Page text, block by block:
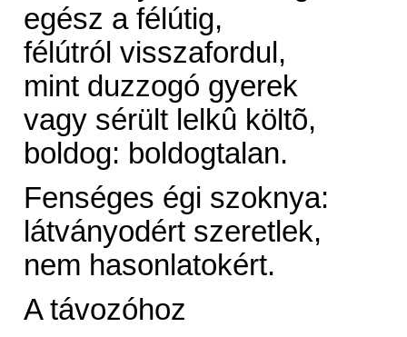
egész a félútig,
félútról visszafordul,
mint duzzogó gyerek
vagy sérült lelkû költõ,
boldog: boldogtalan.
Fenséges égi szoknya:
látványodért szeretlek,
nem hasonlatokért.
A távozóhoz